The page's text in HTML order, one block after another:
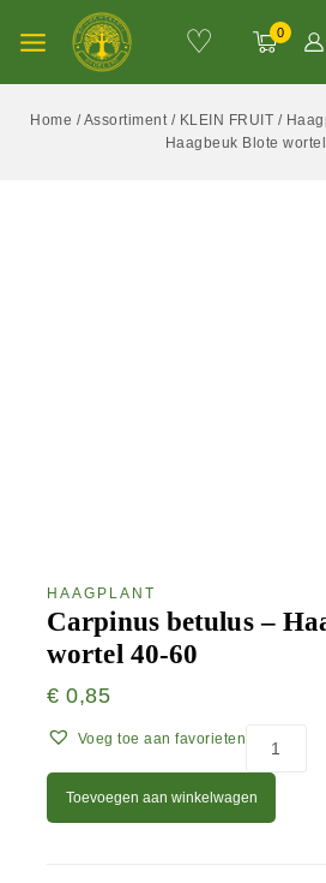
♡ 0
Home /Assortiment / KLEIN FRUIT /
Haagbeuk Blote
HAAGPLANT
Carpinus betulus –
wortel 40-60
€ 0,85
Voeg toe aan favorieten
Toevoegen aan winkelwagen